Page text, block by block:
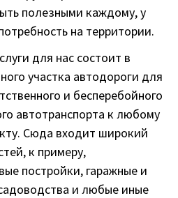
полезными каждому, у
на территории.
для нас состоит в
участка автодороги для
и бесперебойного
автотранспорта к любому
Сюда входит широкий
к примеру,
постройки, гаражные и
и любые иные